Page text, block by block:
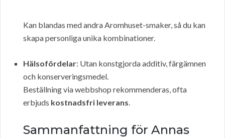
Kan blandas med andra Aromhuset-smaker, så du kan
skapa personliga unika kombinationer.
Hälsofördelar: Utan konstgjorda additiv, färgämnen
och konserveringsmedel.
Beställning via webbshop rekommenderas, ofta
erbjuds kostnadsfri leverans.
Sammanfattning för Annas